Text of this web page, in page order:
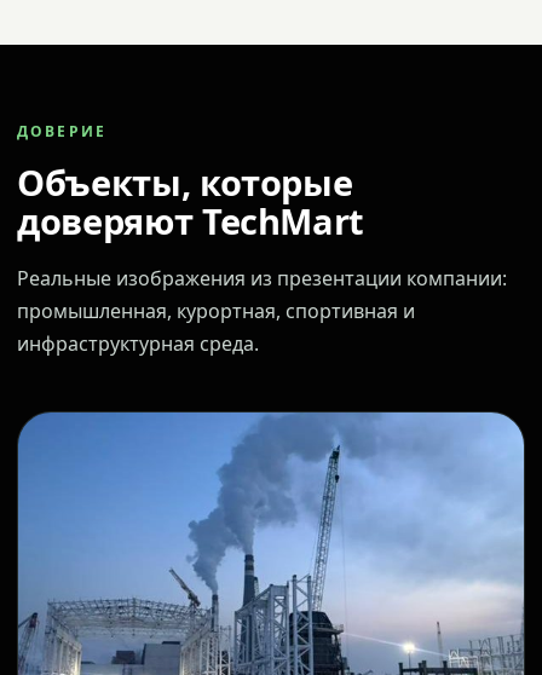
ДОВЕРИЕ
Объекты, которые
доверяют TechMart
Реальные изображения из презентации компании:
промышленная, курортная, спортивная и
инфраструктурная среда.